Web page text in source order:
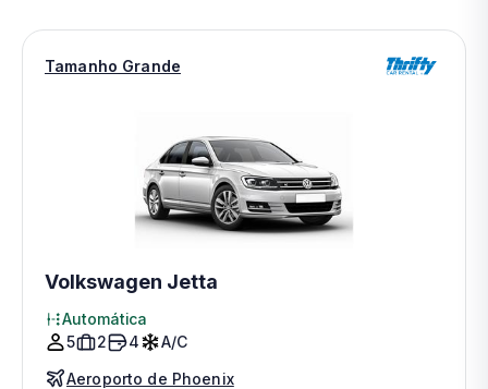
Tamanho Grande
Volkswagen Jetta
Automática
5
2 4
A/C
Aeroporto de Phoenix